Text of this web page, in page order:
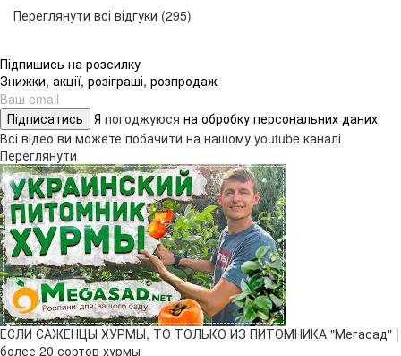
Переглянути всі відгуки (295)
Підпишись на розсилку
Знижки, акції, розіграші, розпродаж
Підписатись Я погоджуюся на обробку персональних даних
Всі відео ви можете побачити на нашому youtube каналі
Переглянути
ЕСЛИ САЖЕНЦЫ ХУРМЫ, ТО ТОЛЬКО ИЗ ПИТОМНИКА "Мегасад" |
более 20 сортов хурмы